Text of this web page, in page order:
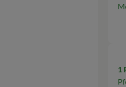
1